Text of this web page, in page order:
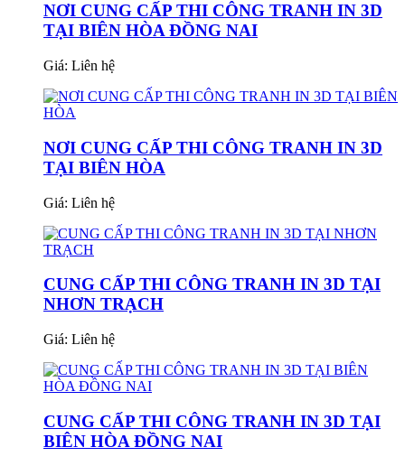
NƠI CUNG CẤP THI CÔNG TRANH IN 3D
TẠI BIÊN HÒA ĐỒNG NAI
Giá: Liên hệ
NƠI CUNG CẤP THI CÔNG TRANH IN 3D
TẠI BIÊN HÒA
Giá: Liên hệ
CUNG CẤP THI CÔNG TRANH IN 3D TẠI
NHƠN TRẠCH
Giá: Liên hệ
CUNG CẤP THI CÔNG TRANH IN 3D TẠI
BIÊN HÒA ĐỒNG NAI